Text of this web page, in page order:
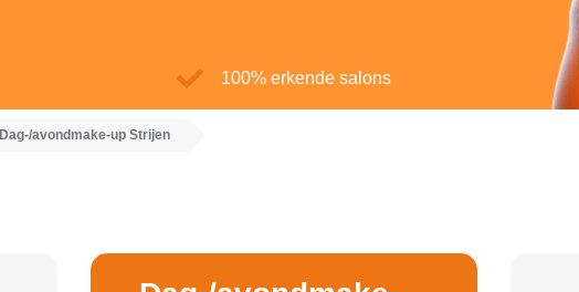
100% erkende salons
Dag-/avondmake-up Strijen